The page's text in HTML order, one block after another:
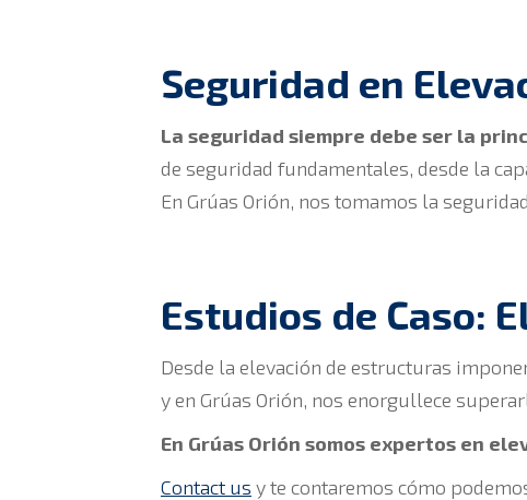
Seguridad en
La seguridad siempre debe ser la
de seguridad fundamentales, desde la
En Grúas Orión, nos tomamos la
Estudios de Caso:
Desde la elevación de estructuras
y en Grúas Orión, nos enorgullece
En Grúas Orión somos expertos en
Contact us y te contaremos cómo